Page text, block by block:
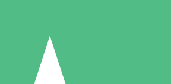
Crédits Individuels
de téléchargement. Sans engagement